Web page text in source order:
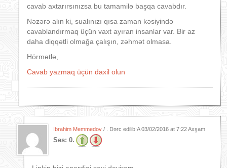
cavab axtarırsınızsa bu tamamilə başqa cavabdır.
Nəzərə alın ki, sualınızı qısa zaman kəsiyində
cavablandırmaq üçün vaxt ayıran insanlar var. Bir az
daha diqqətli olmağa çalışın, zəhmət olmasa.
Hörmətlə,
Cavab yazmaq üçün daxil olun
Ibrahim Memmedov / . Dərc edilib:A03/02/2016 at 7:22 Axşam
Səs: 0.